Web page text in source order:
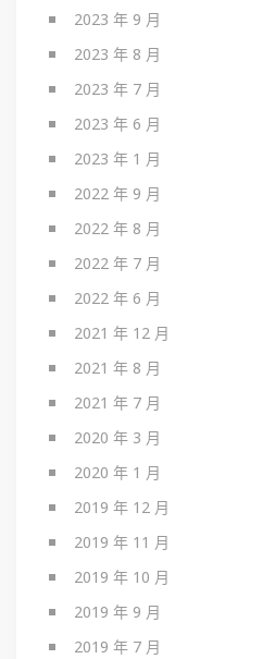
2023 年 9 月
2023 年 8 月
2023 年 7 月
2023 年 6 月
2023 年 1 月
2022 年 9 月
2022 年 8 月
2022 年 7 月
2022 年 6 月
2021 年 12 月
2021 年 8 月
2021 年 7 月
2020 年 3 月
2020 年 1 月
2019 年 12 月
2019 年 11 月
2019 年 10 月
2019 年 9 月
2019 年 7 月